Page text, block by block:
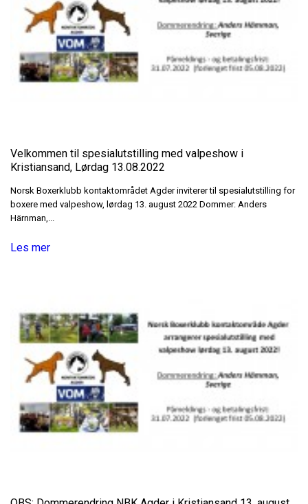
Velkommen til spesialutstilling med valpeshow i
Kristiansand, Lørdag 13.08.2022
Norsk Boxerklubb kontaktområdet Agder inviterer til spesialutstilling for
boxere med valpeshow, lørdag 13. august 2022 Dommer: Anders
Härnman,...
Les mer